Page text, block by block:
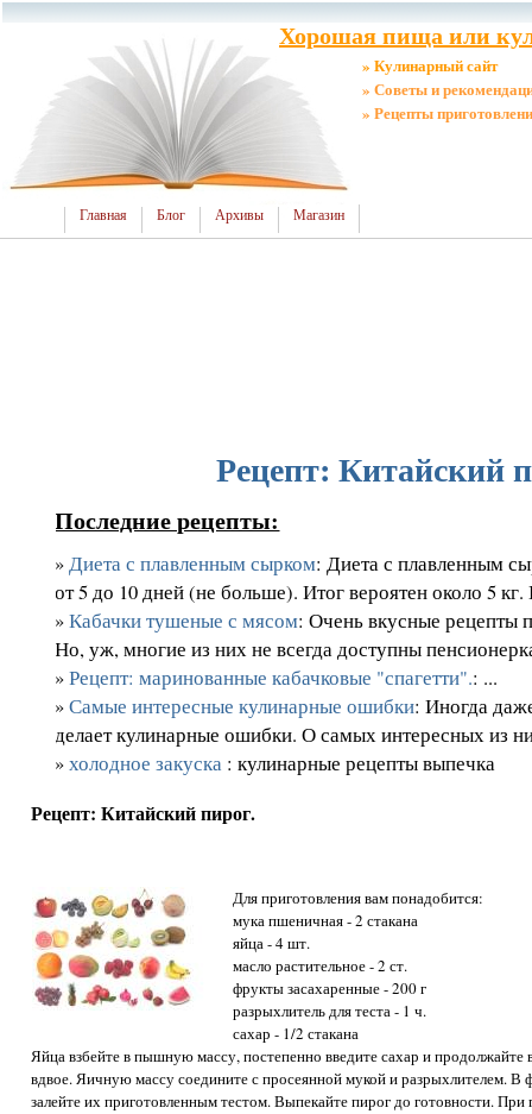
Хорошая пища или
» Кулинарный сайт
» Советы и
» Рецепты
Главная Блог Архивы Магазин
Рецепт: Китайский
Последние рецепты:
»Диета с плавленным сырком: Диета с плавленным
от 5 до 10 дней (не больше). Итог вероятен около 5 кг.
»Кабачки тушеные с мясом: Очень вкусные рецепты
Но, уж, многие из них не всегда доступны
»Рецепт: маринованные кабачковые "спагетти".: ...
»Самые интересные кулинарные ошибки: Иногда
делает кулинарные ошибки. О самых интересных из
»холодное закуска : кулинарные рецепты выпечка
Рецепт: Китайский пирог.
Для приготовления вам понадобится:
мука пшеничная - 2 стакана
яйца - 4 шт.
масло растительное - 2 ст.
фрукты засахаренные - 200 г
разрыхлитель для теста - 1 ч.
сахар - 1/2 стакана
Яйца взбейте в пышную массу, постепенно введите сахар и продолжайте
вдвое. Яичную массу соедините с просеянной мукой и разрыхлителем.
залейте их приготовленным тестом. Выпекайте пирог до готовности.